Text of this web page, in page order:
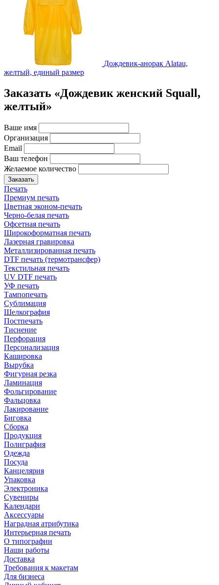
Дождевик-анорак Alatau,
желтый, единый размер
Заказать «Дождевик женский Squall,
желтый»
Ваше имя
Организация
Email
Ваш телефон
Желаемое количество
Заказать
Печать
Премиум печать
Цветная эконом-печать
Черно-белая печать
Офсетная печать
Широкоформатная печать
Лазерная гравировка
Металлизированная печать
DTF печать (термотрансфер)
Текстильная печать
UV DTF печать
УФ печать
Тампопечать
Сублимация
Шелкография
Постпечать
Тиснение
Перфорация
Персонализация
Кашировка
Вырубка
Фигурная резка
Ламинация
Фольгирование
Фальцовка
Лакирование
Биговка
Сборка
Продукция
Полиграфия
Одежда
Посуда
Канцелярия
Упаковка
Электроника
Сувениры
Календари
Аксессуары
Наградная атрибутика
Интерьерная печать
О типографии
Наши работы
Доставка
Требования к макетам
Для бизнеса